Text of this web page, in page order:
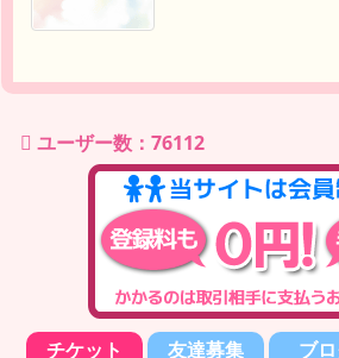
ユーザー数：76112
チケット 友達募集 ブ